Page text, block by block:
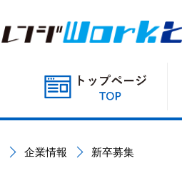
企業情報 新卒募集